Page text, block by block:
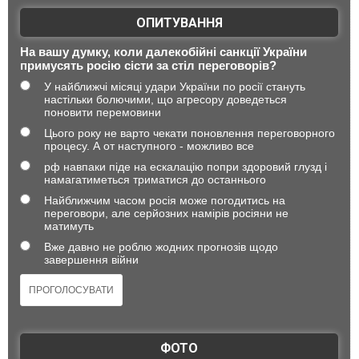
ОПИТУВАННЯ
На вашу думку, коли далекобійні санкції України
примусять росію сісти за стіл переговорів?
У найближчі місяці удари України по росії стануть
настільки болючими, що агресору доведеться
поновити перемовини
Цього року не варто чекати поновлення переговорного
процесу. А от наступного - можливо все
рф навпаки піде на ескалацію попри здоровий глузд і
намагатиметься триматися до останнього
Найближчим часом росія може погодитись на
переговори, але серйозних намірів росіяни не
матимуть
Вже давно не роблю жодних прогнозів щодо
завершення війни
ФОТО